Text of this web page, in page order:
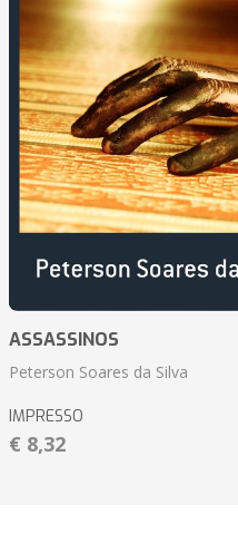
ASSASSINOS
Peterson Soares da Silva
IMPRESSO
€ 8,32